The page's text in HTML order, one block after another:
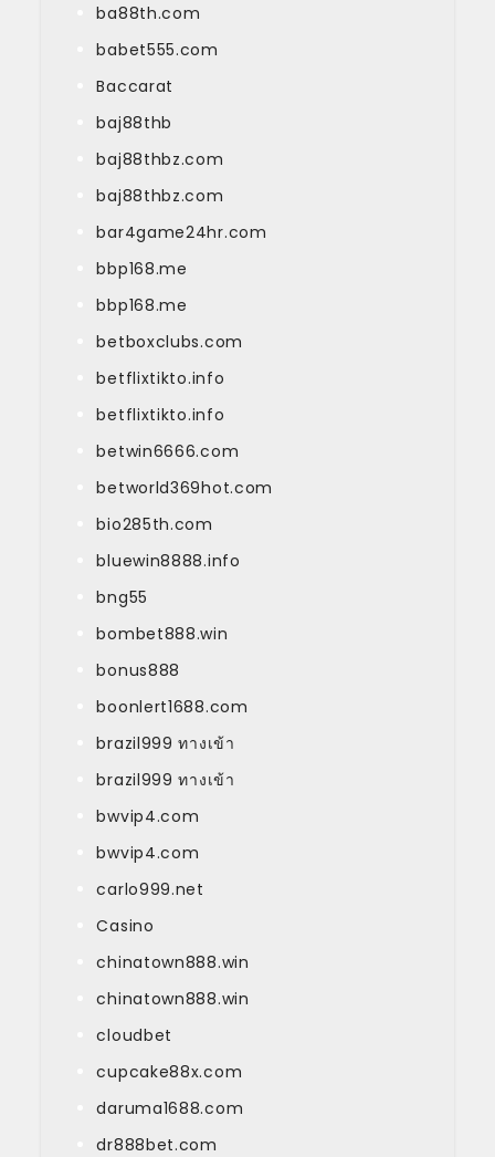
ba88th.com
babet555.com
Baccarat
baj88thb
baj88thbz.com
baj88thbz.com
bar4game24hr.com
bbp168.me
bbp168.me
betboxclubs.com
betflixtikto.info
betflixtikto.info
betwin6666.com
betworld369hot.com
bio285th.com
bluewin8888.info
bng55
bombet888.win
bonus888
boonlert1688.com
brazil999 ทางเข้า
brazil999 ทางเข้า
bwvip4.com
bwvip4.com
carlo999.net
Casino
chinatown888.win
chinatown888.win
cloudbet
cupcake88x.com
daruma1688.com
dr888bet.com